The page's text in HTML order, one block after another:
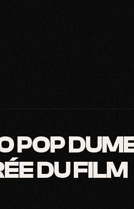
POP
DU FILM